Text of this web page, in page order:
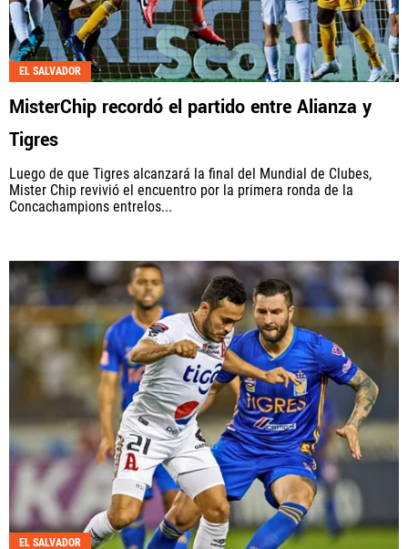
EL SALVADOR
MisterChip recordó el partido entre Alianza y
Tigres
Luego de que Tigres alcanzará la final del Mundial de Clubes,
Mister Chip revivió el encuentro por la primera ronda de la
Concachampions entrelos...
EL SALVADOR